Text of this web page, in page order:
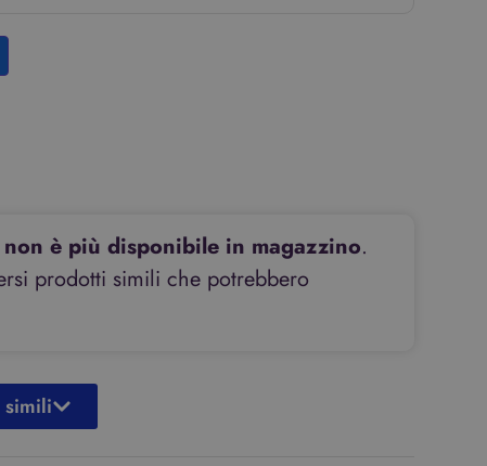
non è più disponibile in magazzino.
prodotti simili che potrebbero